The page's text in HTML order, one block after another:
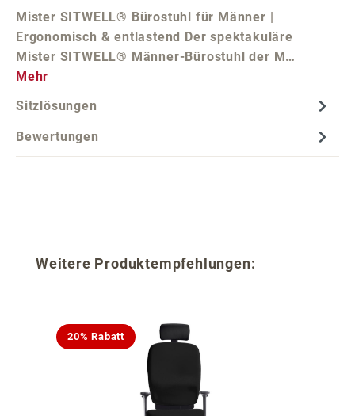
Mister SITWELL® Bürostuhl für Männer |
Ergonomisch & entlastend Der spektakuläre
Mister SITWELL® Männer-Bürostuhl der M…
Mehr
Sitzlösungen
Bewertungen
Produktgalerie überspringen
Weitere Produktempfehlungen:
20% Rabatt